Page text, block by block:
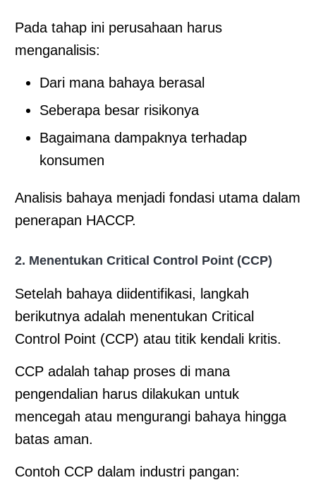
Pada tahap ini perusahaan harus
menganalisis:
Dari mana bahaya berasal
Seberapa besar risikonya
Bagaimana dampaknya terhadap
konsumen
Analisis bahaya menjadi fondasi utama dalam
penerapan HACCP.
2. Menentukan Critical Control Point (CCP)
Setelah bahaya diidentifikasi, langkah
berikutnya adalah menentukan Critical
Control Point (CCP) atau titik kendali kritis.
CCP adalah tahap proses di mana
pengendalian harus dilakukan untuk
mencegah atau mengurangi bahaya hingga
batas aman.
Contoh CCP dalam industri pangan: